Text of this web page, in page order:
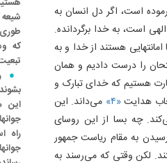
است، اگر دل انسان به
است، به خدا برگردانده.
امانتهایی هستند از خدا و به
را درست دادیم و همان
هستیم که خدای تبارک و
هدایت«۴»
می‌داند. این
چه بسا از این روسای
به مقام ریاست جمهور
لکن وقتی که می‌رسند به
که
این
راه